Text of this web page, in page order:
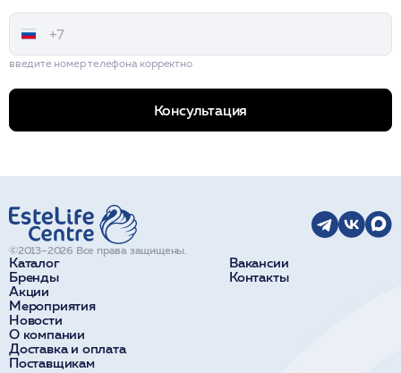
введите номер телефона корректно
Консультация
Каталог
Бренды
Акции
Мероприятия
Новости
О компании
Доставка и оплата
Поставщикам
Вакансии
Контакты
©2013–2026 Все права защищены.